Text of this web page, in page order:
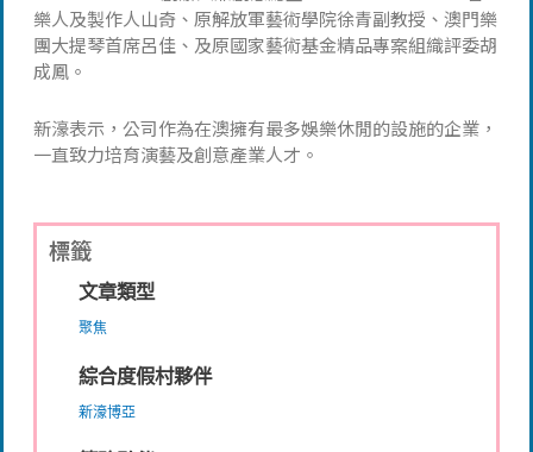
樂人及製作人山奇、原解放軍藝術學院徐青副教授、澳門樂
團大提琴首席呂佳、及原國家藝術基金精品專案組織評委胡
成鳳。
新濠表示，公司作為在澳擁有最多娛樂休閒的設施的企業，
一直致力培育演藝及創意產業人才。
標籤
文章類型
聚焦
綜合度假村夥伴
新濠博亞